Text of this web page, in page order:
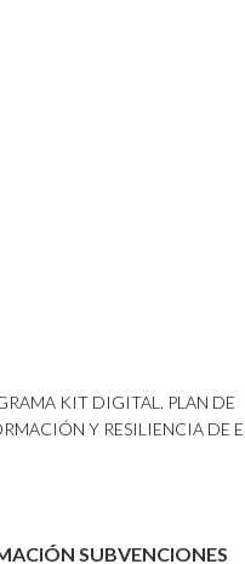
KIT DIGITAL. PLAN DE
Y RESILIENCIA DE
SUBVENCIONES